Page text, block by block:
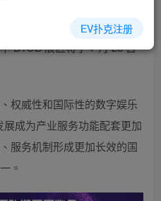
年 7 月 28 日至 31 日在
BTOB 展区将于 7 月 28 日
威性和国际性的数字娱乐
成为产业服务功能配套更加
服务机制形成更加长效的国
。
EV扑克注册